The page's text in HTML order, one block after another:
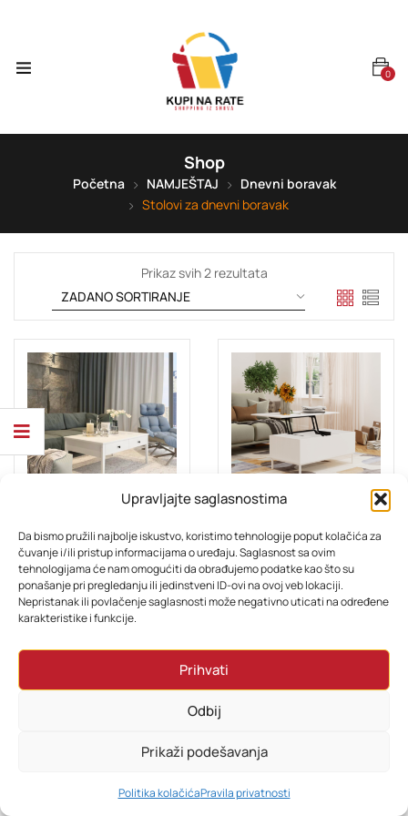
Upravljajte saglasnostima
Da bismo pružili najbolje iskustvo, koristimo tehnologije poput kolačića za
čuvanje i/ili pristup informacijama o uređaju. Saglasnost sa ovim
tehnologijama će nam omogućiti da obrađujemo podatke kao što su
ponašanje pri pregledanju ili jedinstveni ID-ovi na ovoj veb lokaciji.
Nepristanak ili povlačenje saglasnosti može negativno uticati na određene
karakteristike i funkcije.
Prihvati
Odbij
Prikaži podešavanja
Politika kolačićaPravila privatnosti
0
Shop
Početna NAMJEŠTAJ
Dnevni boravak
Stolovi za dnevni boravak
Prikaz svih 2 rezultata
Klub stol Alba
279,00KM
Klub stol Orijental
319,00KM
PRETRAŽI KORPA MOJ RAČUN